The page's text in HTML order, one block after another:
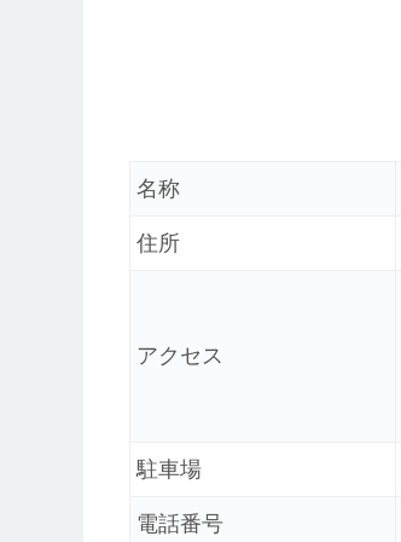
名称
住所
アクセス
駐車場
電話番号